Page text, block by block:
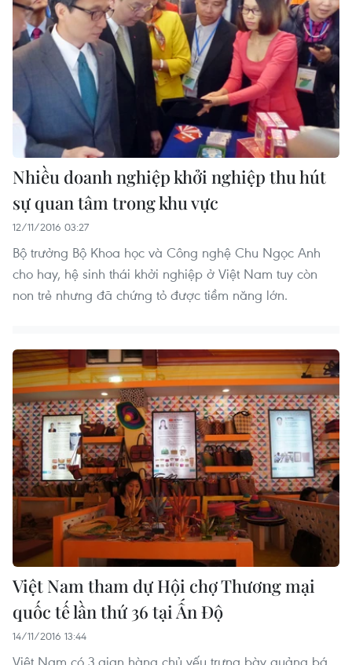
Nhiều doanh nghiệp khởi nghiệp thu hút
sự quan tâm trong khu vực
12/11/2016 03:27
Bộ trưởng Bộ Khoa học và Công nghệ Chu Ngọc Anh
cho hay, hệ sinh thái khởi nghiệp ở Việt Nam tuy còn
non trẻ nhưng đã chứng tỏ được tiềm năng lớn.
Việt Nam tham dự Hội chợ Thương mại
quốc tế lần thứ 36 tại Ấn Độ
14/11/2016 13:44